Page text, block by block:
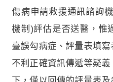
傷病申請救援通訊諮詢
機制)評估是否送醫，惟
臺誤勾病症、評量表填
不利正確資訊傳遞等疑